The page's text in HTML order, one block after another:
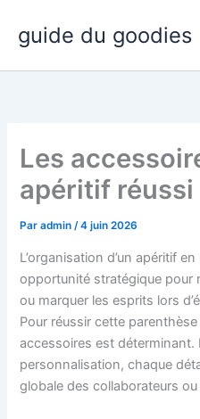
contenu
guide du goodies
Les
apéritif
Paradmin/4 juin 2026
L’organisation d’un apéritif
opportunité stratégique pour
ou marquer les esprits lors
Pour réussir cette
accessoires est
personnalisation, chaque
globale des collaborateurs